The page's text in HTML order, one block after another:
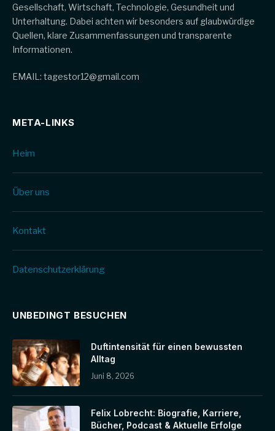
Gesellschaft, Wirtschaft, Technologie, Gesundheit und
Unterhaltung. Dabei achten wir besonders auf glaubwürdige
Quellen, klare Zusammenfassungen und transparente
Informationen.
EMAIL: tagestor12@gmail.com
META-LINKS
Heim
Über uns
Kontakt
Datenschutz­erklärung
UNBEDINGT BESUCHEN
Duftintensität für einen bewussten
Alltag
Juni 8, 2026
Felix Lobrecht: Biografie, Karriere,
Bücher, Podcast & Aktuelle Erfolge